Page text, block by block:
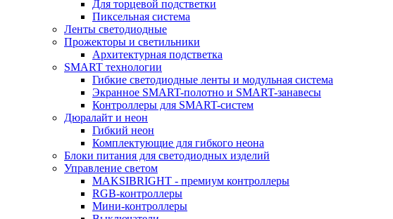
Для торцевой подстветки
Пиксельная система
Ленты светодиодные
Прожекторы и светильники
Архитектурная подстветка
SMART технологии
Гибкие светодиодные ленты и модульная система
Экранное SMART-полотно и SMART-занавесы
Контроллеры для SMART-систем
Дюралайт и неон
Гибкий неон
Комплектующие для гибкого неона
Блоки питания для светодиодных изделий
Управление светом
MAKSIBRIGHT - премиум контроллеры
RGB-контроллеры
Мини-контроллеры